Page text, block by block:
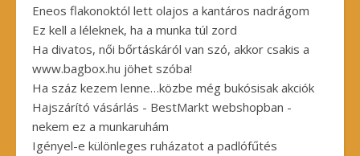
Eneos flakonoktól lett olajos a kantáros nadrágom
Ez kell a léleknek, ha a munka túl zord
Ha divatos, női bőrtáskáról van szó, akkor csakis a
www.bagbox.hu jöhet szóba!
Ha száz kezem lenne…közbe még bukósisak akciók
Hajszárító vásárlás - BestMarkt webshopban -
nekem ez a munkaruhám
Igényel-e különleges ruházatot a padlófűtés